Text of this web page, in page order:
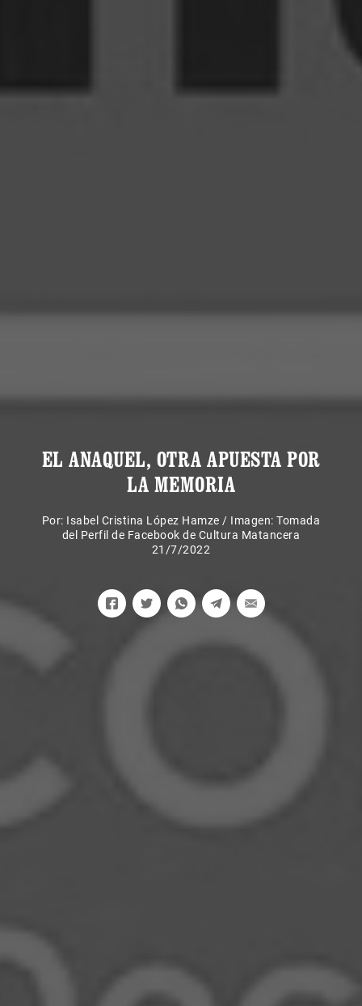
EL ANAQUEL, OTRA APUESTA POR
LA MEMORIA
Por: Isabel Cristina López Hamze / Imagen: Tomada
del Perfil de Facebook de Cultura Matancera
21/7/2022